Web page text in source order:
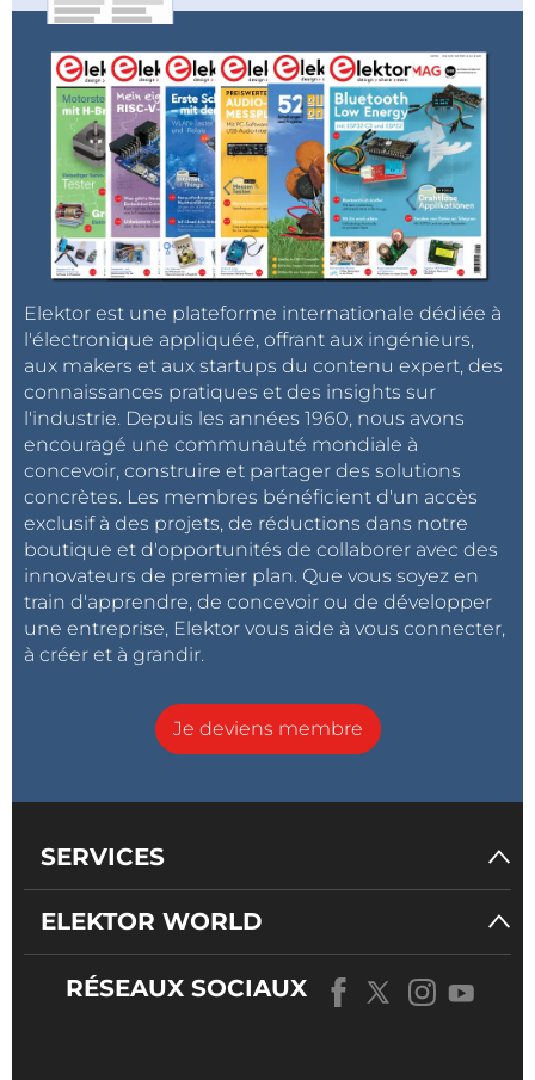
Elektor est une plateforme internationale dédiée à
l'électronique appliquée, offrant aux ingénieurs,
aux makers et aux startups du contenu expert, des
connaissances pratiques et des insights sur
l'industrie. Depuis les années 1960, nous avons
encouragé une communauté mondiale à
concevoir, construire et partager des solutions
concrètes. Les membres bénéficient d'un accès
exclusif à des projets, de réductions dans notre
boutique et d'opportunités de collaborer avec des
innovateurs de premier plan. Que vous soyez en
train d'apprendre, de concevoir ou de développer
une entreprise, Elektor vous aide à vous connecter,
à créer et à grandir.
Je deviens membre
SERVICES
ELEKTOR WORLD
RÉSEAUX SOCIAUX